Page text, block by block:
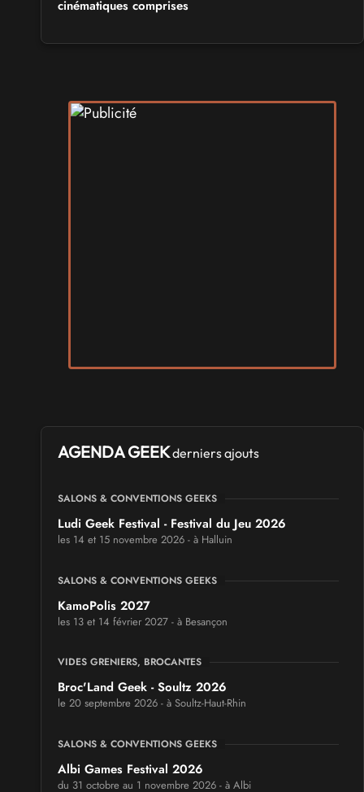
cinématiques comprises
AGENDA GEEKderniers ajouts
SALONS & CONVENTIONS GEEKS
Ludi Geek Festival - Festival du Jeu 2026
les 14 et 15 novembre 2026 - à Halluin
SALONS & CONVENTIONS GEEKS
KamoPolis 2027
les 13 et 14 février 2027 - à Besançon
VIDES GRENIERS, BROCANTES
Broc'Land Geek - Soultz 2026
le 20 septembre 2026 - à Soultz-Haut-Rhin
SALONS & CONVENTIONS GEEKS
Albi Games Festival 2026
du 31 octobre au 1 novembre 2026 - à Albi